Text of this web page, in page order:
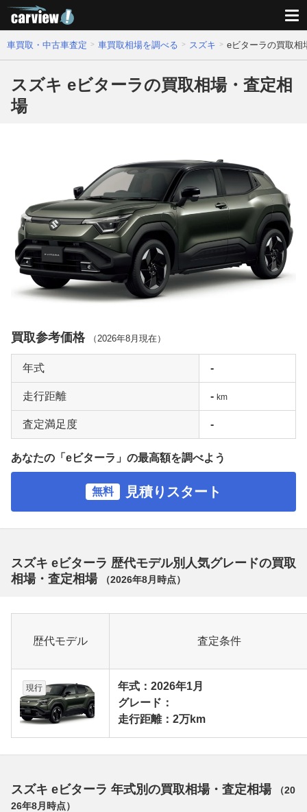
車買取・中古車査定 車買取相場を調べる スズキ eビターラの買取相
スズキ eビターラの買取相場・査定相
場
買取参考価格 （ 2026年8月 現在）
年式 -
走行距離 - km
査定満足度 -
あなたの「eビターラ」の最高額を調べよう
無料 見積りスタート
スズキ eビターラ 歴代モデル別人気グレードの買取
相場・査定相場
（2026年8月 時点）
歴代モデル 査定条件
現行
年式：2026年1月
グレード：
走行距離：2万km
スズキ eビターラ 年式別の買取相場・査定相場 （20
26年8月 時点）